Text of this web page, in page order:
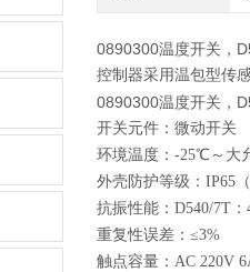
0890300温度开关，
控制器采用温包型传
0890300温度开关，
开关元件：微动开关
环境温度：-25℃ ～大
外壳防护等级：IP65
抗振性能：D540/7T：
重复性误差：≤3%
触点容量：AC 220V